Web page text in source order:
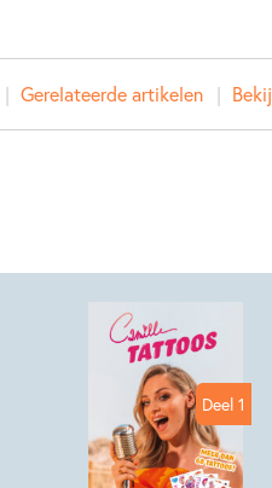
Aantal pagina's:
Gerelateerde artikelen
Deel 1